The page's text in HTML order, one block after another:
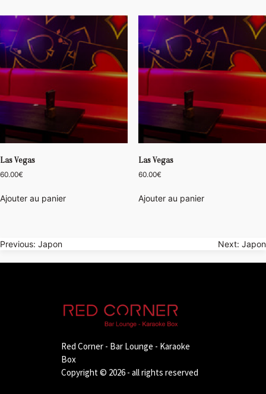
Las Vegas
60.00€
Ajouter au panier
Las Vegas
60.00€
Ajouter au panier
Navigation
de
Previous: Japon Next: Japon
Red Corner - Bar Lounge - Karaoke
Box
Copyright © 2026 - all rights reserved